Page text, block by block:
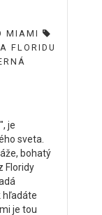
MIAMI
FLORIDU
je
sveta.
bohatý
Floridy
hľadáte
je tou